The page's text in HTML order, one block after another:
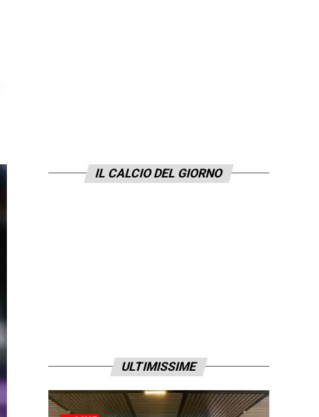
IL CALCIO DEL GIORNO
ULTIMISSIME